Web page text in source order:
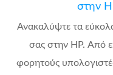
στην
Ανακαλύψτε τα
σας στην HP. Από
φορητούς